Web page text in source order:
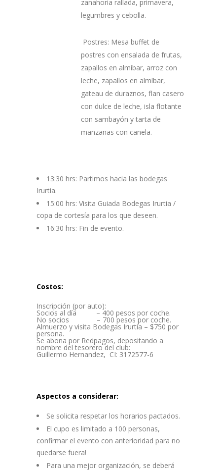
zanahoria rallada, primavera,
legumbres y cebolla.
Postres: Mesa buffet de
postres con ensalada de frutas,
zapallos en almíbar, arroz con
leche, zapallos en almíbar,
gateau de duraznos, flan casero
con dulce de leche, isla flotante
con sambayón y tarta de
manzanas con canela.
13:30 hrs: Partimos hacia las bodegas
Irurtia.
15:00 hrs: Visita Guiada Bodegas Irurtia /
copa de cortesía para los que deseen.
16:30 hrs: Fin de evento.
Costos:
Inscripción (por auto):
Socios al día – 400 pesos por coche.
No socios – 700 pesos por coche.
Almuerzo y visita Bodegas Irurtia – $750 por
persona.
Se abona por Redpagos, depositando a
nombre del tesorero del club:
Guillermo Hernandez, CI: 3172577-6
Aspectos a considerar:
Se solicita respetar los horarios pactados.
El cupo es limitado a 100 personas,
confirmar el evento con anterioridad para no
quedarse fuera!
Para una mejor organización, se deberá